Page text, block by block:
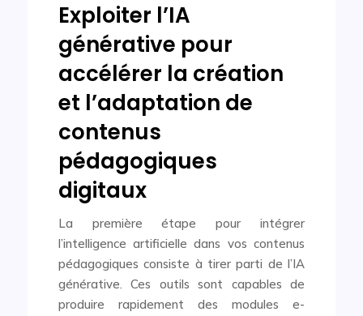
Exploiter l’IA
générative pour
accélérer la création
et l’adaptation de
contenus
pédagogiques
digitaux
La première étape pour intégrer
l’intelligence artificielle dans vos contenus
pédagogiques consiste à tirer parti de l’IA
générative. Ces outils sont capables de
produire rapidement des modules e-